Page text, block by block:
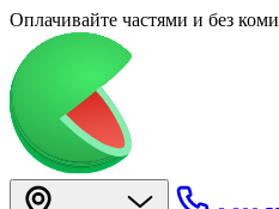
Оплачивайте частями и без